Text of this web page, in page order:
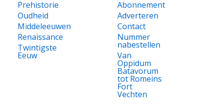
Prehistorie
Oudheid
Middeleeuwen
Renaissance
Twintigste
Eeuw
Abonnement
Adverteren
Contact
Nummer
nabestellen
Van
Oppidum
Batavorum
tot Romeins
Fort
Vechten